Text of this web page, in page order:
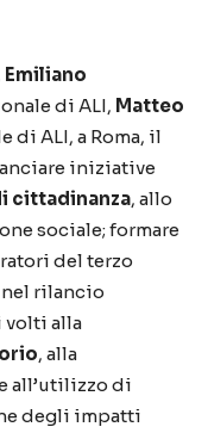
Emiliano
di ALI, Matteo
di ALI, a Roma, il
iniziative
cittadinanza, allo
sociale; formare
del terzo
nel rilancio
volti alla
, alla
all’utilizzo di
degli impatti